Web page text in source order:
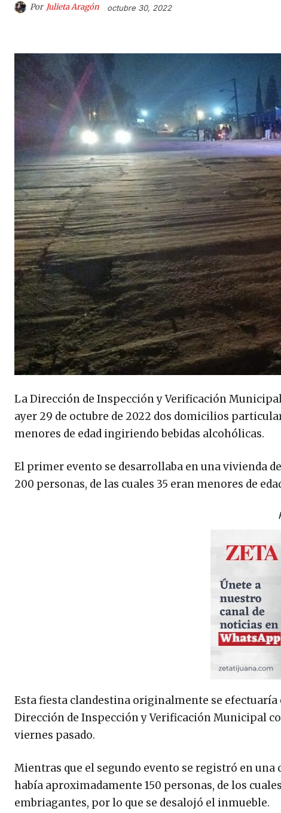
Por Julieta Aragón octubre 30, 2022
La Dirección de Inspección y Verificación
ayer 29 de octubre de 2022 dos domicilios
menores de edad ingiriendo bebidas alcohólicas.
El primer evento se desarrollaba en una vivienda
200 personas, de las cuales 35 eran menores de
Esta fiesta clandestina originalmente se
Dirección de Inspección y Verificación Municipal
viernes pasado.
Mientras que el segundo evento se registró en una
había aproximadamente 150 personas, de los
embriagantes, por lo que se desalojó el inmueble.